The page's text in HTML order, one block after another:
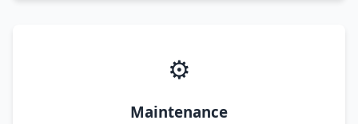
⚙️
Maintenance